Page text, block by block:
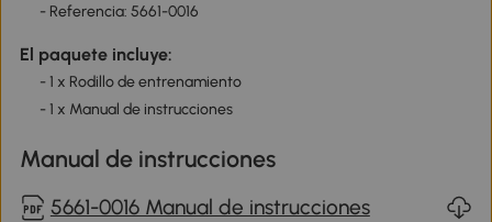
- Referencia: 5661-0016
El paquete incluye:
- 1 x Rodillo de entrenamiento
- 1 x Manual de instrucciones
Manual de instrucciones
5661-0016 Manual de instrucciones